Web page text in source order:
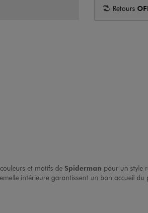
Retours
et motifs de Spiderman pour un style
intérieure garantissent un bon accueil